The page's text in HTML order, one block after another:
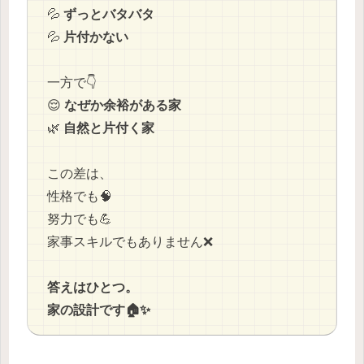
💦 ずっとバタバタ
💦 片付かない
一方で👇
😌 なぜか余裕がある家
🌿 自然と片付く家
この差は、
性格でも🧠
努力でも💪
家事スキルでもありません❌
答えはひとつ。
家の設計です🏠✨